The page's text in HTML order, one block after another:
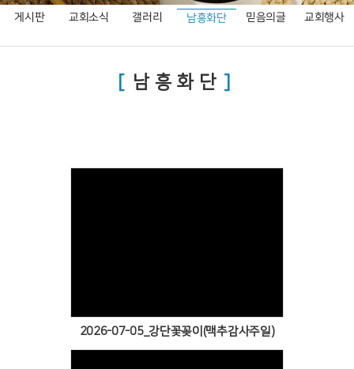
게시판 교회소식 갤러리 남흥화단 믿음의글 교회행사
남흥화단
2026-07-05_강단꽃꽂이(맥추감사주일)